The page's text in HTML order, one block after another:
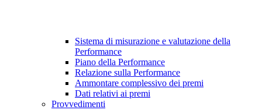
Sistema di misurazione e valutazione della
Performance
Piano della Performance
Relazione sulla Performance
Ammontare complessivo dei premi
Dati relativi ai premi
Provvedimenti